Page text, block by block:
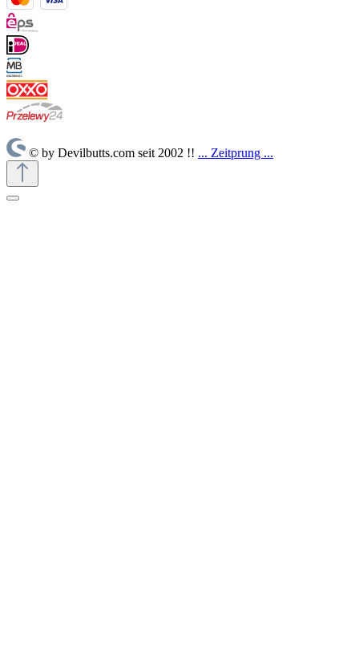
© by Devilbutts.com seit 2002 !! ... Zeitprung ...